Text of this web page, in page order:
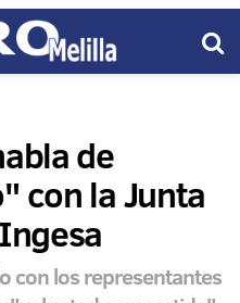
de
con la Junta
con los representantes